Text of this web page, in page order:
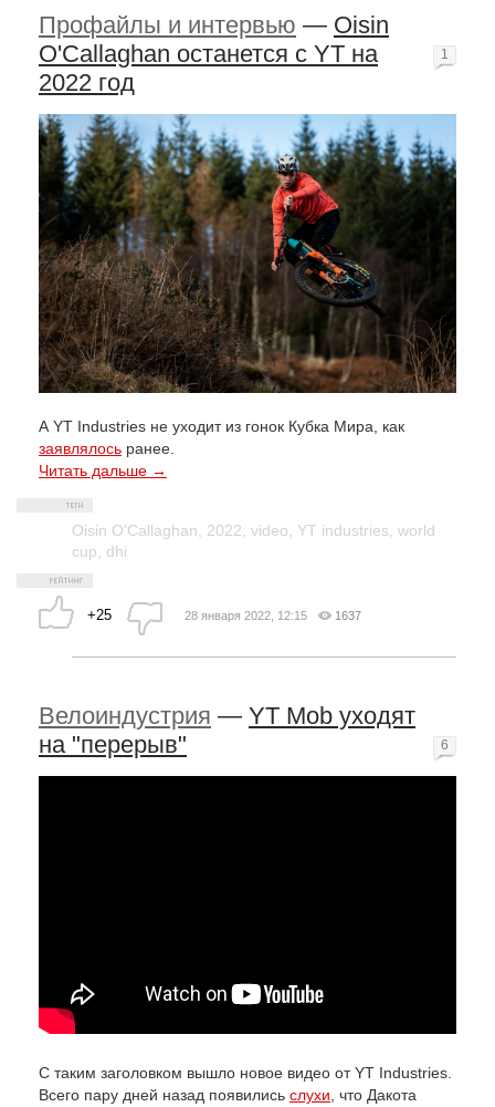
Профайлы и интервью — Oisin
O'Callaghan останется с YT на
2022 год
А YT Industries не уходит из гонок Кубка Мира, как
заявлялось ранее.
Читать дальше →
Oisin O'Callaghan, 2022, video, YT industries, world
cup, dhi
+25
1
28 января 2022, 12:15 1637
Велоиндустрия — YT Mob уходят
на "перерыв"
С таким заголовком вышло новое видео от YT Industries.
Всего пару дней назад появились слухи, что Дакота
6